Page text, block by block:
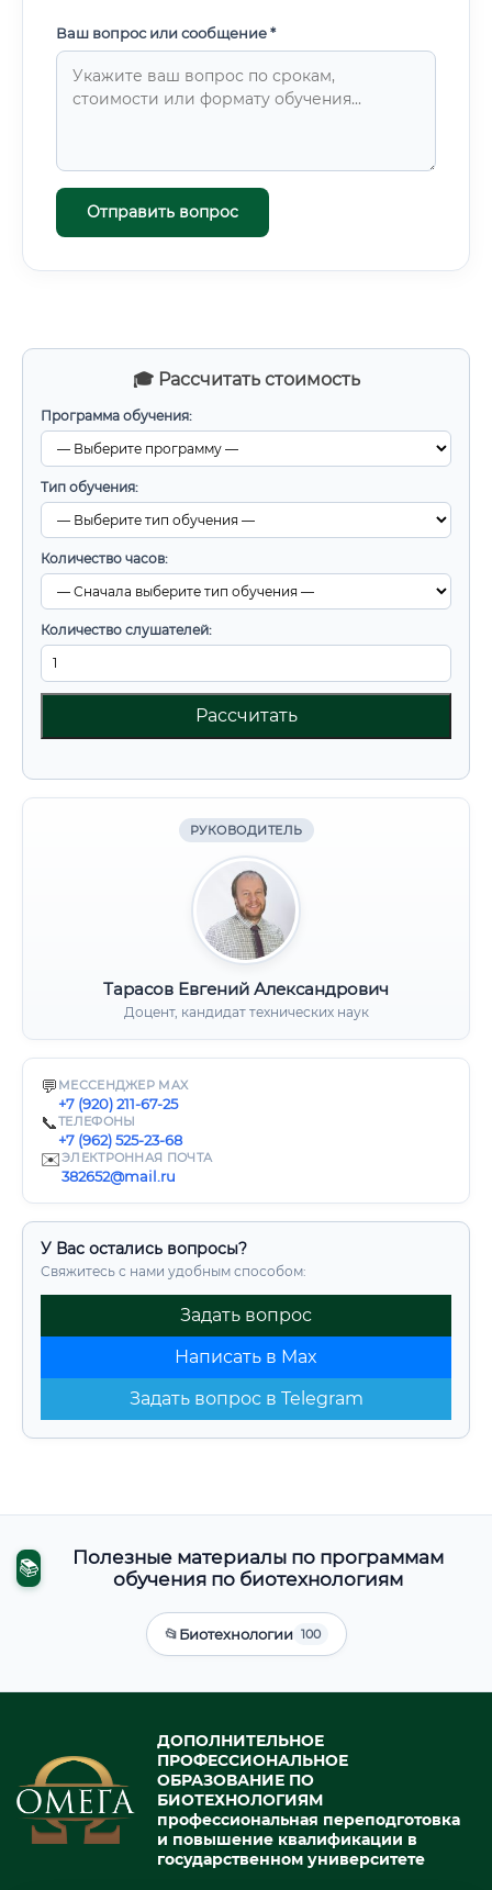
🎓 Рассчитать стоимость
Программа обучения:
Тип обучения:
Количество часов:
Количество слушателей:
Рассчитать
РУКОВОДИТЕЛЬ
Тарасов Евгений Александрович
Доцент, кандидат технических наук
💬 МЕССЕНДЖЕР MAX
+7 (920) 211-67-25
📞ТЕЛЕФОНЫ
+7 (962) 525-23-68
✉️ЭЛЕКТРОННАЯ ПОЧТА
382652@mail.ru
У Вас остались вопросы?
Свяжитесь с нами удобным способом:
Задать вопрос
Написать в Max
Задать вопрос в Telegram
Ваш вопрос или сообщение *
Отправить вопрос
📚
Полезные материалы по программам
обучения по биотехнологиям
📂Биотехнологии 100
ДОПОЛНИТЕЛЬНОЕ
ПРОФЕССИОНАЛЬНОЕ
ОБРАЗОВАНИЕ ПО
БИОТЕХНОЛОГИЯМ
профессиональная переподготовка
и повышение квалификации в
государственном университете